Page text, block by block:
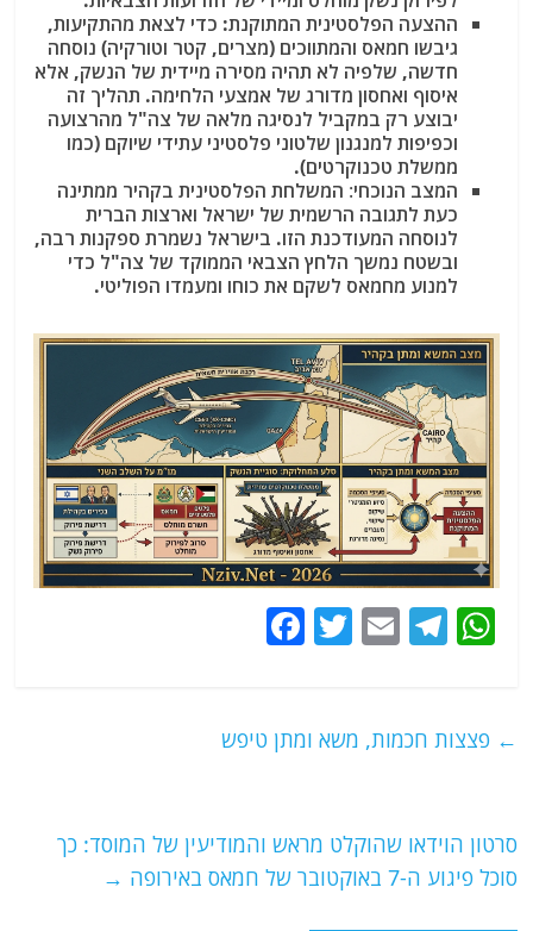
ההצעה הפלסטינית המתוקנת: כדי לצאת מהתקיעות,
גיבשו חמאס והמתווכים (מצרים, קטר וטורקיה) נוסחה
חדשה, שלפיה לא תהיה מסירה מיידית של הנשק, אלא
איסוף ואחסון מדורג של אמצעי הלחימה. תהליך זה
יבוצע רק במקביל לנסיגה מלאה של צה"ל מהרצועה
וכפיפות למנגנון שלטוני פלסטיני עתידי שיוקם (כמו
ממשלת טכנוקרטים).
המצב הנוכחי: המשלחת הפלסטינית בקהיר ממתינה
כעת לתגובה הרשמית של ישראל וארצות הברית
לנוסחה המעודכנת הזו. בישראל נשמרת ספקנות רבה,
ובשטח נמשך הלחץ הצבאי הממוקד של צה"ל כדי
למנוע מחמאס לשקם את כוחו ומעמדו הפוליטי.
W
s
p
T
g
E
l
T
er
e
o
k
← פצצות חכמות, משא ומתן טיפש
סרטון הוידאו שהוקלט מראש והמודיעין של המוסד: כך
סוכל פיגוע ה-7 באוקטובר של חמאס באירופה
→